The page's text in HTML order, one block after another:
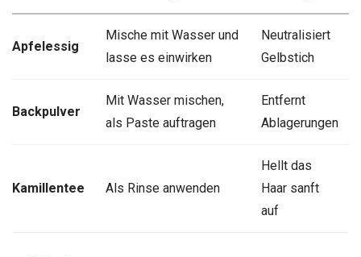
Apfelessig
Mische mit Wasser und
lasse es einwirken
Neutralisiert
Gelbstich
Backpulver
Mit Wasser mischen,
als Paste auftragen
Entfernt
Ablagerungen
Kamillentee Als Rinse anwenden
Hellt das
Haar sanft
auf